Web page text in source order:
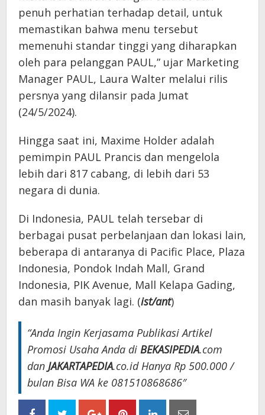
penuh perhatian terhadap detail, untuk
memastikan bahwa menu tersebut
memenuhi standar tinggi yang diharapkan
oleh para pelanggan PAUL,” ujar Marketing
Manager PAUL, Laura Walter melalui rilis
persnya yang dilansir pada Jumat
(24/5/2024).
Hingga saat ini, Maxime Holder adalah
pemimpin PAUL Prancis dan mengelola
lebih dari 817 cabang, di lebih dari 53
negara di dunia.
Di Indonesia, PAUL telah tersebar di
berbagai pusat perbelanjaan dan lokasi lain,
beberapa di antaranya di Pacific Place, Plaza
Indonesia, Pondok Indah Mall, Grand
Indonesia, PIK Avenue, Mall Kelapa Gading,
dan masih banyak lagi. (ist/ant)
“Anda Ingin Kerjasama Publikasi Artikel
Promosi Usaha Anda di BEKASIPEDIA.com
dan JAKARTAPEDIA.co.id Hanya Rp 500.000 /
bulan Bisa WA ke 081510868686″